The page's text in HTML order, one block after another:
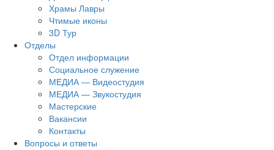
Храмы Лавры
Чтимые иконы
3D Тур
Отделы
Отдел информации
Социальное служение
МЕДИА — Видеостудия
МЕДИА — Звукостудия
Мастерские
Вакансии
Контакты
Вопросы и ответы